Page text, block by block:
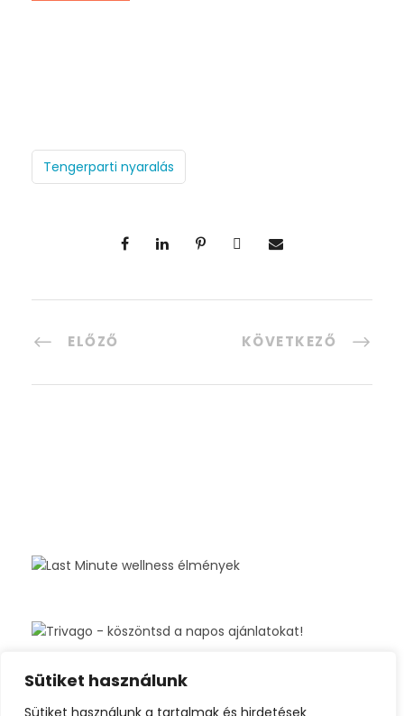
Sütiket használunk
Sütiket használunk a tartalmak és hirdetések
Tengerparti nyaralás
ELŐZŐ KÖVETKEZŐ